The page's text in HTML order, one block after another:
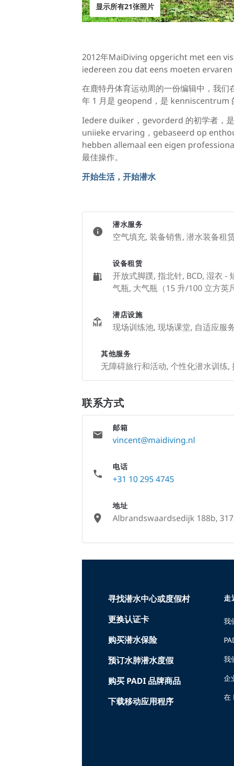
显示所有21张照片
2012年MaiDiving opgericht met een
iedereen zou dat eens moeten ervaren
在鹿特丹体育运动周的一份编辑中，我
年 1 月是 geopend，是
Iedere duiker，gevorderd 的初学者，
uniieke ervaring，gebaseerd op
hebben allemaal een eigen
最佳操作。
开始生活，开始潜水
潜水服务
空气填充, 装备销售, 潜水装备租
设备租赁
开放式脚蹼, 指北针, BCD, 湿衣 -
气瓶, 大气瓶（15 升/100 立方英
潜店设施
现场训练池, 现场课堂, 自适应服
其他服务
无障碍旅行和活动, 个性化潜水训练
联系方式
邮箱
vincent@maidiving.nl
电话
+31 10 295 4745
地址
Albrandswaardsedijk 188b,
寻找潜水中心或度假村
更换认证卡
购买潜水保险
预订水肺潜水度假
购买 PADI 品牌商品
下载移动应用程序
走
我
我
企
在